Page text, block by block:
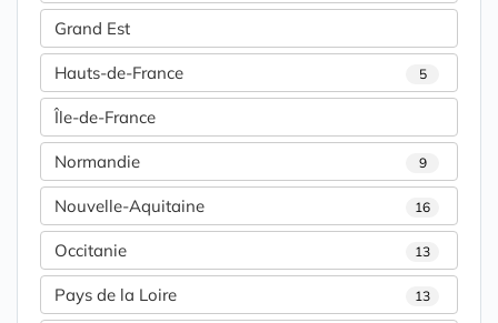
Grand Est
Hauts-de-France 5
Île-de-France
Normandie 9
Nouvelle-Aquitaine 16
Occitanie 13
Pays de la Loire 13